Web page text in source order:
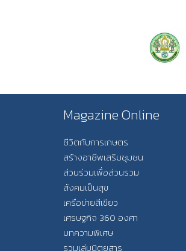
Magazine Online
ชีวิตกับการเกษตร
สร้างอาชีพเสริมชุมชน
ส่วนร่วมเพื่อส่วนรวม
สังคมเป็นสุข
เครือข่ายสีเขียว
เศรษฐกิจ 360 องศา
บทความพิเศษ
รวมเล่มนิตยสาร